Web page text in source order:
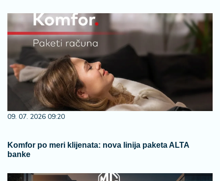
09. 07. 2026 09:20
Komfor po meri klijenata: nova linija paketa ALTA
banke